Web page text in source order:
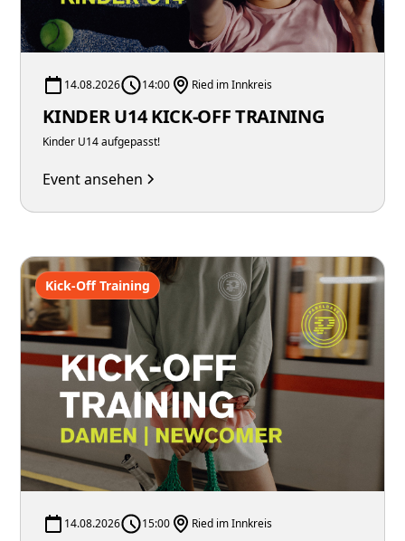
14.08.2026 14:00 Ried im Innkreis
KINDER U14 KICK-OFF TRAINING
Kinder U14 aufgepasst!
Event ansehen
Kick-Off Training
14.08.2026 15:00 Ried im Innkreis